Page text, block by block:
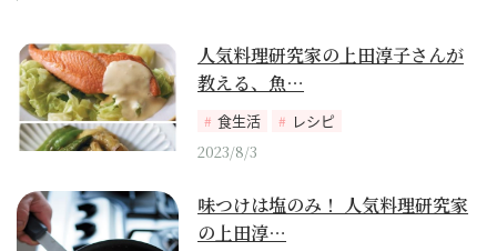
人気料理研究家の上田淳子さんが
教える、魚…
食生活
レシピ
2023/8/3
味つけは塩のみ！ 人気料理研究家
の上田淳…